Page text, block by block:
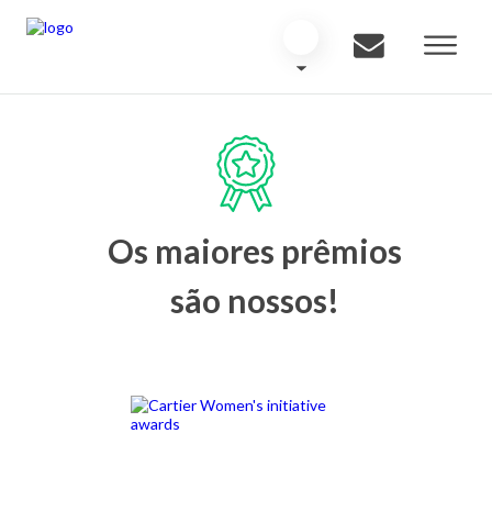
Os maiores prêmios
são nossos!